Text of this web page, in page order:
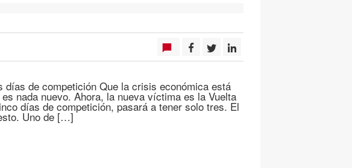
días de competición Que la crisis económica está
nada nuevo. Ahora, la nueva víctima es la Vuelta
días de competición, pasará a tener solo tres. El
Uno de […]